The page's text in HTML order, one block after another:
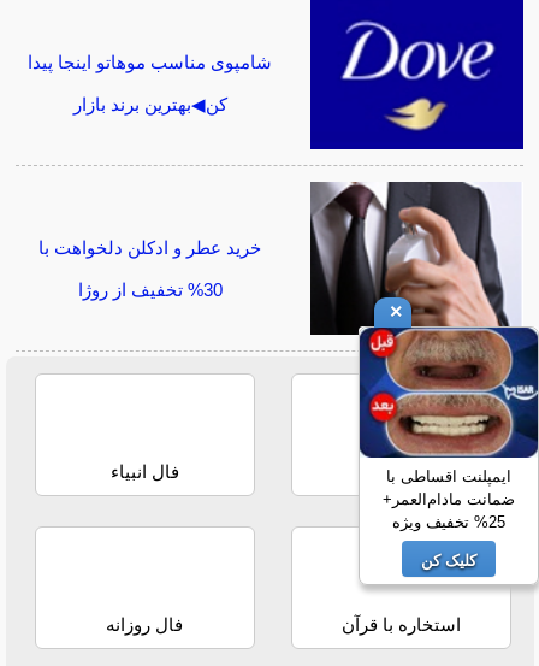
شامپوی مناسب موهاتو اینجا پیدا
کن◀بهترین برند بازار
خرید عطر و ادکلن دلخواهت با
30% تخفیف از روژا
فال حافظ فال انبیاء
استخاره با قرآن فال روزانه
×
ایمپلنت اقساطی با
ضمانت مادام‌العمر+
25% تخفیف ویژه
کلیک کن